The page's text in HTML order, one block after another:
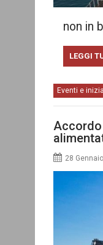
non in
LEGGI
Eventi e
Accordo
28